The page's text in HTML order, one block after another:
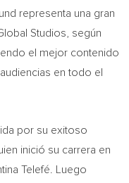
representa una gran
Studios, según
el mejor contenido
en todo el
por su exitoso
inició su carrera en
Telefé. Luego